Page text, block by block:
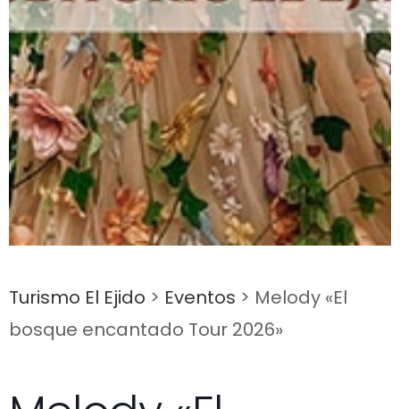
Turismo El Ejido > Eventos > Melody «El
bosque encantado Tour 2026»